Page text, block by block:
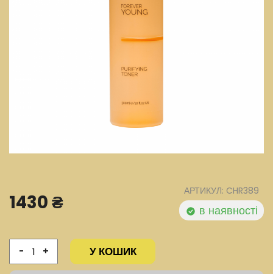
1430 ₴ АРТИКУЛ: CHR389
в наявності
- + У КОШИК